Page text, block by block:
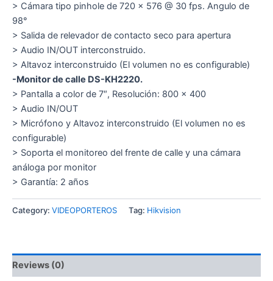
> Cámara tipo pinhole de 720 x 576 @ 30 fps. Angulo de
98°
> Salida de relevador de contacto seco para apertura
> Audio IN/OUT interconstruido.
> Altavoz interconstruido (El volumen no es configurable)
-Monitor de calle DS-KH2220.
> Pantalla a color de 7″, Resolución: 800 x 400
> Audio IN/OUT
> Micrófono y Altavoz interconstruido (El volumen no es
configurable)
> Soporta el monitoreo del frente de calle y una cámara
análoga por monitor
> Garantía: 2 años
Category: VIDEOPORTEROS Tag: Hikvision
Reviews (0)